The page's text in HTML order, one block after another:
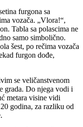
furgona sa
vozača. „Vlora!“,
Tabla sa polascima ne
samo simbolično.
šest, po rečima vozača
furgon dođe,
se veličanstvenom
grada. Do njega vodi i
metara visine vidi
godina, za razliku od